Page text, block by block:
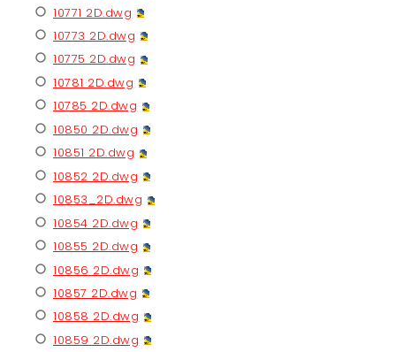
10771 2D.dwg
10773 2D.dwg
10775 2D.dwg
10781 2D.dwg
10785 2D.dwg
10850 2D.dwg
10851 2D.dwg
10852 2D.dwg
10853_2D.dwg
10854 2D.dwg
10855 2D.dwg
10856 2D.dwg
10857 2D.dwg
10858 2D.dwg
10859 2D.dwg